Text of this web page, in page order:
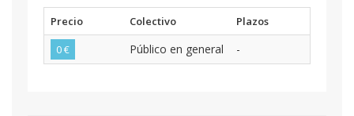
Precio Colectivo
Plazos
0 €
Público en general -